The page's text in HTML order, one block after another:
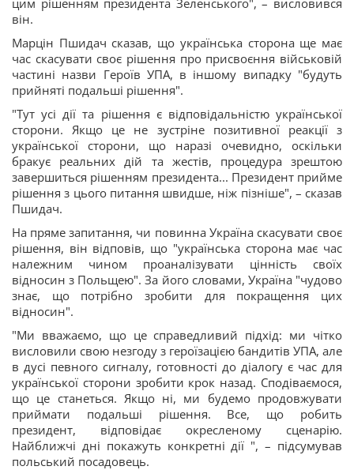
цим рішенням президента Зеленського", – висловився
він.
Марцін Пшидач сказав, що українська сторона ще має
час скасувати своє рішення про присвоєння військовій
частині назви Героїв УПА, в іншому випадку "будуть
прийняті подальші рішення".
"Тут усі дії та рішення є відповідальністю української
сторони. Якщо це не зустріне позитивної реакції з
української сторони, що наразі очевидно, оскільки
бракує реальних дій та жестів, процедура зрештою
завершиться рішенням президента... Президент прийме
рішення з цього питання швидше, ніж пізніше", – сказав
Пшидач.
На пряме запитання, чи повинна Україна скасувати своє
рішення, він відповів, що "українська сторона має час
належним чином проаналізувати цінність своїх
відносин з Польщею". За його словами, Україна "чудово
знає, що потрібно зробити для покращення цих
відносин".
"Ми вважаємо, що це справедливий підхід: ми чітко
висловили свою незгоду з героїзацією бандитів УПА, але
в дусі певного сигналу, готовності до діалогу є час для
української сторони зробити крок назад. Сподіваємося,
що це станеться. Якщо ні, ми будемо продовжувати
приймати подальші рішення. Все, що робить
президент, відповідає окресленому сценарію.
Найближчі дні покажуть конкретні дії ", – підсумував
польський посадовець.